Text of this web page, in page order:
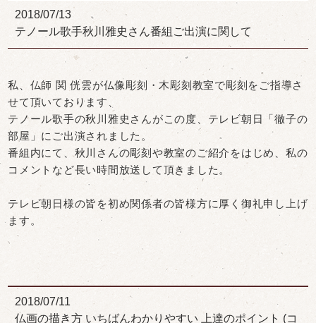
2018/07/13
テノール歌手秋川雅史さん番組ご出演に関して
私、仏師 関 侊雲が仏像彫刻・木彫刻教室で彫刻をご指導さ
せて頂いております、
テノール歌手の秋川雅史さんがこの度、テレビ朝日「徹子の
部屋」にご出演されました。
番組内にて、秋川さんの彫刻や教室のご紹介をはじめ、私の
コメントなど長い時間放送して頂きました。
テレビ朝日様の皆を初め関係者の皆様方に厚く御礼申し上げ
ます。
2018/07/11
仏画の描き方 いちばんわかりやすい 上達のポイント (コ